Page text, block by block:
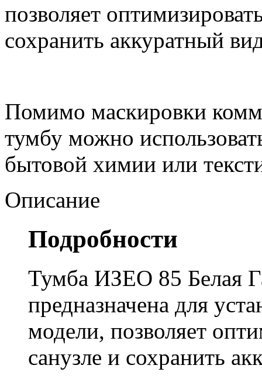
позволяет
сохранить аккуратный
Помимо маскировки
тумбу можно
бытовой химии или
Описание
Подробности
Тумба ИЗЕО 85 Белая
предназначена для
модели, позволяет
санузле и сохранить